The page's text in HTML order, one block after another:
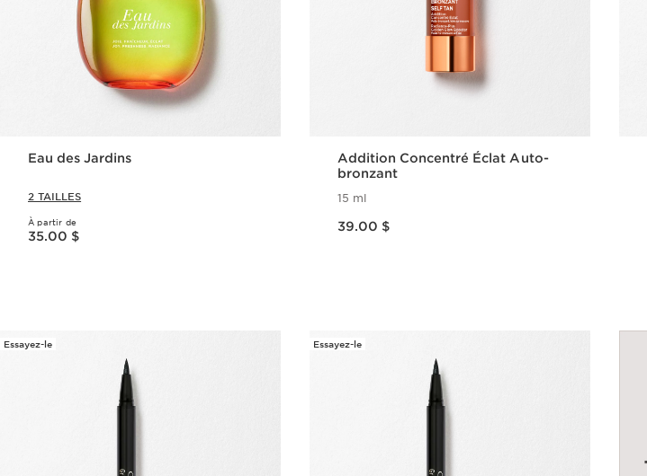
Eau des Jardins
2 TAILLES
À partir de
Nouveau prix 35.00 $
35.00 $
Addition Concentré Éclat Auto-
bronzant
15 ml
39.00 $
Essayez-le Essayez-le